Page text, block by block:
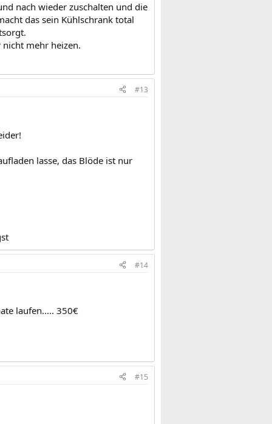
nach wieder zuschalten und die
das sein Kühlschrank total
mehr heizen.
#13
lasse, das Blöde ist nur
#14
laufen..... 350€
#15